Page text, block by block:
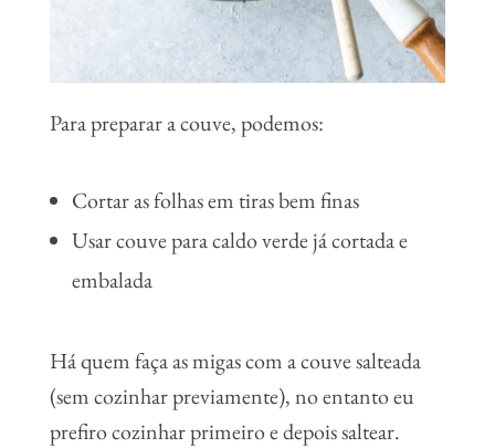
Para preparar a couve, podemos:
Cortar as folhas em tiras bem finas
Usar couve para caldo verde já cortada e
embalada
Há quem faça as migas com a couve salteada
(sem cozinhar previamente), no entanto eu
prefiro cozinhar primeiro e depois saltear.